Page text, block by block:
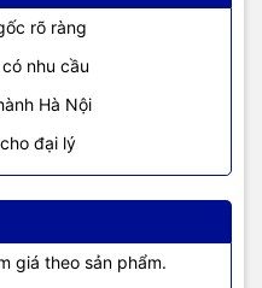
rõ ràng
nhu cầu
Hà Nội
đại lý
giá theo sản phẩm.